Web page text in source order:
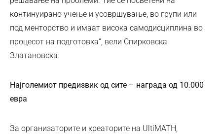
континуирано учење и усовршување, во групи или
под менторство и имаат висока самодисциплина во
процесот на подготовка“, вели Спирковска
Златановска.
Најголемиот предизвик од сите – награда од 10.000
евра
За организаторите и креаторите на UltiMATH,